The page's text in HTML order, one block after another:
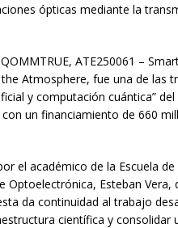
ópticas mediante la
ATE250061 –
Atmosphere, fue una de las
y computación cuántica”
un financiamiento de 660
el académico de la Escuela de
Esteban Vera,
da continuidad al trabajo
científica y consolidar